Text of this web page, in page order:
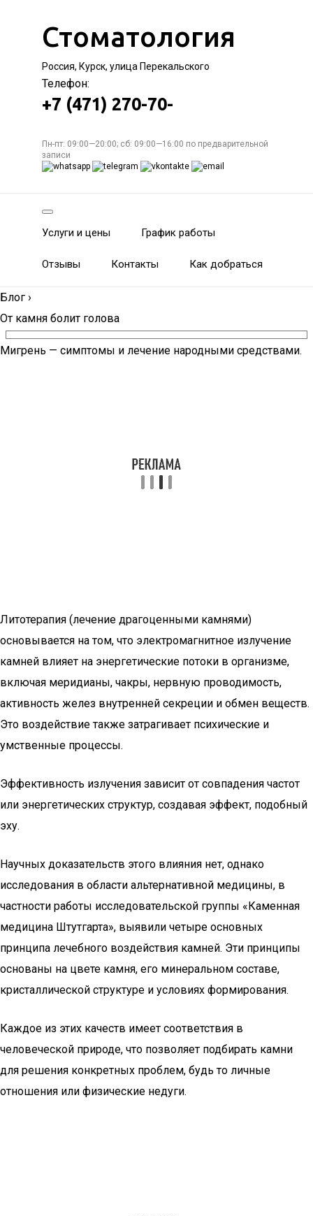
Стоматология
Россия, Курск, улица Перекальского
Телефон:
+7 (471) 270-70-
Пн-пт: 09:00—20:00; сб: 09:00—16:00 по предварительной
записи
Услуги и цены График работы
Отзывы Контакты Как добраться
Блог ›
От камня болит голова
Мигрень — симптомы и лечение народными средствами.
Литотерапия (лечение драгоценными камнями)
основывается на том, что электромагнитное излучение
камней влияет на энергетические потоки в организме,
включая меридианы, чакры, нервную проводимость,
активность желез внутренней секреции и обмен веществ.
Это воздействие также затрагивает психические и
умственные процессы.
Эффективность излучения зависит от совпадения частот
или энергетических структур, создавая эффект, подобный
эху.
Научных доказательств этого влияния нет, однако
исследования в области альтернативной медицины, в
частности работы исследовательской группы «Каменная
медицина Штутгарта», выявили четыре основных
принципа лечебного воздействия камней. Эти принципы
основаны на цвете камня, его минеральном составе,
кристаллической структуре и условиях формирования.
Каждое из этих качеств имеет соответствия в
человеческой природе, что позволяет подбирать камни
для решения конкретных проблем, будь то личные
отношения или физические недуги.